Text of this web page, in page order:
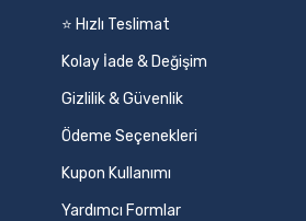
⭐ Hızlı Teslimat
Kolay İade & Değişim
Gizlilik & Güvenlik
Ödeme Seçenekleri
Kupon Kullanımı
Yardımcı Formlar